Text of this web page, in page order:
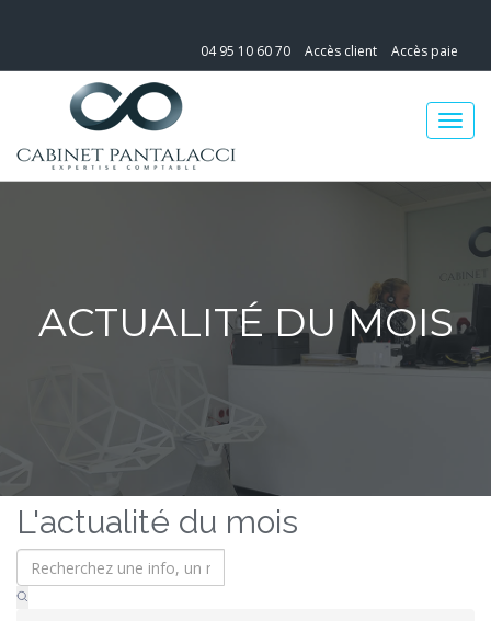
04 95 10 60 70 Accès client Accès paie
ACTUALITÉ DU MOIS
L'actualité du mois